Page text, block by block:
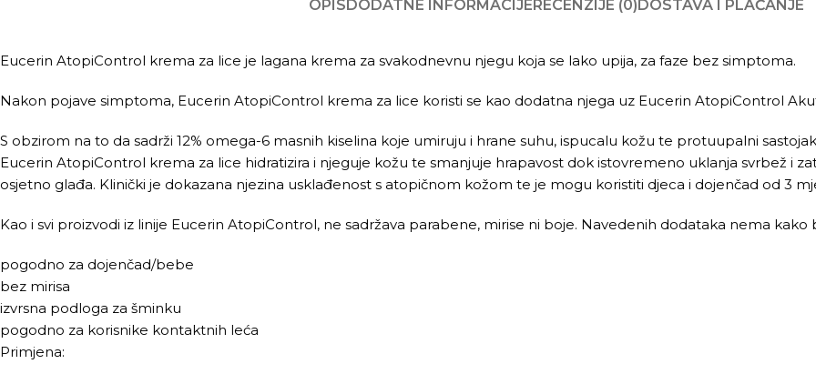
OPISDODATNE INFORMACIJERECENZIJE (0)DOSTAVA I PLAĆANJE
Eucerin AtopiControl krema za lice je lagana krema za svakodnevnu njegu koja se lako upija, za faze bez simptoma.
Nakon pojave simptoma, Eucerin AtopiControl krema za lice koristi se kao dodatna njega uz Eucerin AtopiControl
S obzirom na to da sadrži 12% omega-6 masnih kiselina koje umiruju i hrane suhu, ispucalu kožu te protuupalni
Eucerin AtopiControl krema za lice hidratizira i njeguje kožu te smanjuje hrapavost dok istovremeno uklanja svrbež i
osjetno glađa. Klinički je dokazana njezina usklađenost s atopičnom kožom te je mogu koristiti djeca i dojenčad od 3
Kao i svi proizvodi iz linije Eucerin AtopiControl, ne sadržava parabene, mirise ni boje. Navedenih dodataka nema kako
pogodno za dojenčad/bebe
bez mirisa
izvrsna podloga za šminku
pogodno za korisnike kontaktnih leća
Primjena: